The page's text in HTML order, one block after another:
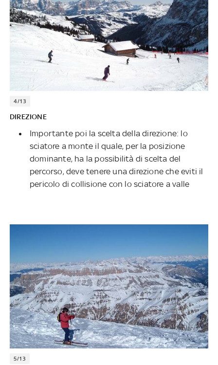
4/13
DIREZIONE
Importante poi la scelta della direzione: lo
sciatore a monte il quale, per la posizione
dominante, ha la possibilità di scelta del
percorso, deve tenere una direzione che eviti il
pericolo di collisione con lo sciatore a valle
5/13